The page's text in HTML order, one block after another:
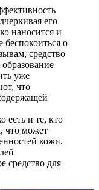
его
наносится и
беспокоиться о
средство
уже
что
есть и те, кто
что может
кожи.
средство для